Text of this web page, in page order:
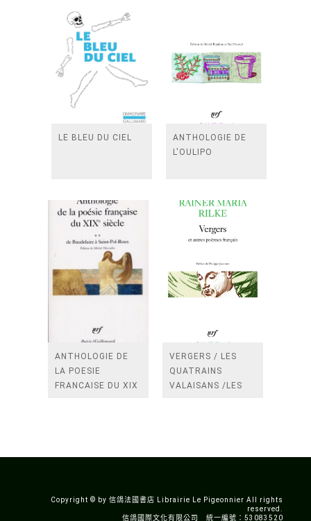
LE BLEU DU CIEL
ANTHOLOGIE DE
L'OULIPO
ANTHOLOGIE DE
LA POESIE
FRANCAISE DU XIX
VERGERS / LES
QUATRAINS
VALAISANS /LES
Copyright © by 信鴿法國書店 Librairie Le Pigeonnier All rights
reserved.
信鴿國際文化有限公司 統一編號：53083520